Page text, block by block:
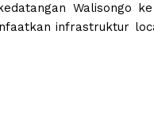
Walisongo
infrastruktur